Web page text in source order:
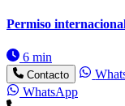
Permiso
6 min
Contacto
WhatsApp